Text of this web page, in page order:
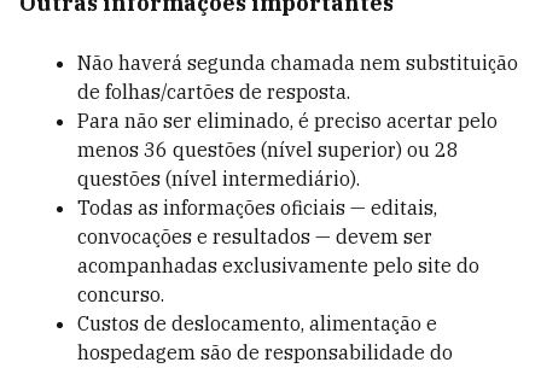
Não haverá segunda chamada nem substituição
de folhas/cartões de resposta.
Para não ser eliminado, é preciso acertar pelo
menos 36 questões (nível superior) ou 28
questões (nível intermediário).
Todas as informações oficiais — editais,
convocações e resultados — devem ser
acompanhadas exclusivamente pelo site do
concurso.
Custos de deslocamento, alimentação e
hospedagem são de responsabilidade do